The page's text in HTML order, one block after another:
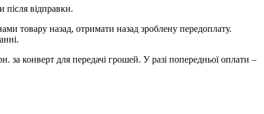
після відправки.
товару назад, отримати назад зроблену передоплату.
за конверт для передачі грошей. У разі попередньої оплати –